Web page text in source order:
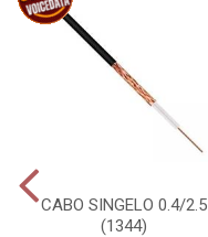
CABO SINGELO 0.4/2.5
(1344)